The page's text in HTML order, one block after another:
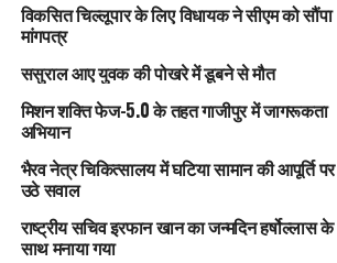
विकसित चिल्लूपार के लिए विधायक ने सीएम को सौंपा
मांगपत्र
ससुराल आए युवक की पोखरे में डूबने से मौत
मिशन शक्ति फेज-5.0 के तहत गाजीपुर में जागरूकता
अभियान
भैरव नेत्र चिकित्सालय में घटिया सामान की आपूर्ति पर
उठे सवाल
राष्ट्रीय सचिव इरफान खान का जन्मदिन हर्षोल्लास के
साथ मनाया गया